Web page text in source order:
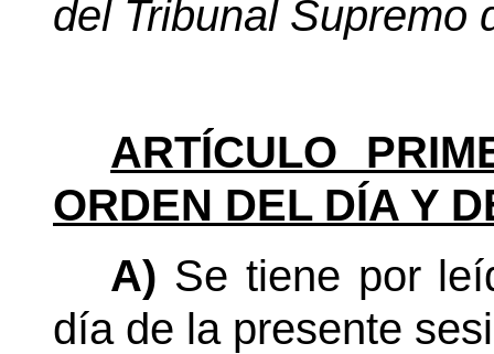
del Tribunal Supremo
ARTÍCULO
ORDEN DEL DÍA Y
A) Se tiene por
día de la presente